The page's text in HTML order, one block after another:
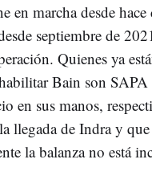
en marcha desde
septiembre de
Quienes ya
Bain son
en sus manos,
llegada de Indra y
la balanza no está